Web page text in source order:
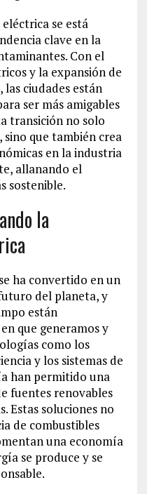
se está
clave en la
Con el
y la expansión de
ciudades están
ser más amigables
transición no solo
sino que también crea
en la industria
allanando el
sostenible.
la
ha convertido en un
del planeta, y
están
que generamos y
como los
y los sistemas de
han permitido una
fuentes renovables
Estas soluciones no
de combustibles
una economía
se produce y se